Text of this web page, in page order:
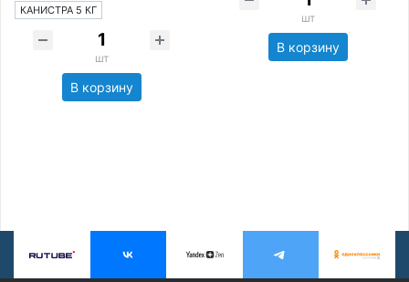
КАНИСТРА 5 КГ
шт
В корзину
шт
В корзину